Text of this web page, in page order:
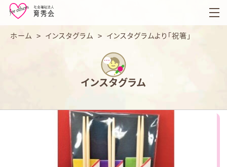
育
秀
会
ホーム > インスタグラム > インスタグラムより「祝箸」
インスタグラム